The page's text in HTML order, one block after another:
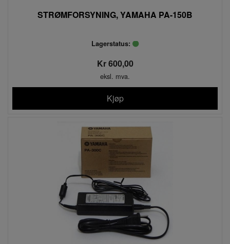
STRØMFORSYNING, YAMAHA PA-150B
Lagerstatus:
Kr 600,00
eksl. mva.
Kjøp